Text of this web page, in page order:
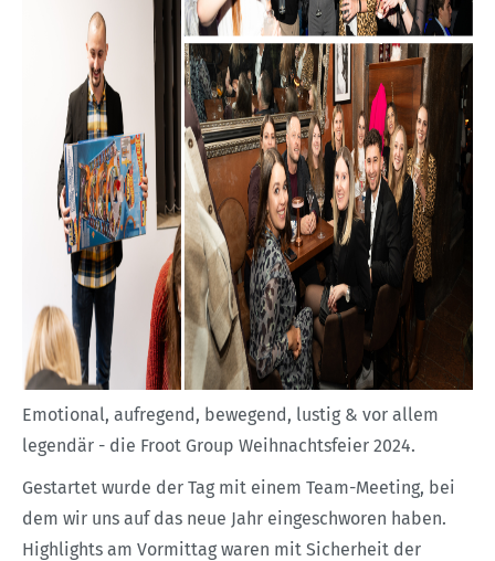
Emotional, aufregend, bewegend, lustig & vor allem
legendär - die Froot Group Weihnachtsfeier 2024.
Gestartet wurde der Tag mit einem Team-Meeting, bei
dem wir uns auf das neue Jahr eingeschworen haben.
Highlights am Vormittag waren mit Sicherheit der